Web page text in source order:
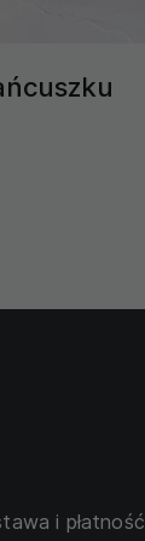
i płatność